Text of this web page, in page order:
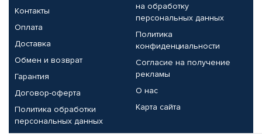
Контакты
Оплата
Доставка
Обмен и возврат
Гарантия
Договор-оферта
Политика обработки
персональных данных
на обработку
персональных данных
Политика
конфиденциальности
Согласие на получение
рекламы
О нас
Карта сайта